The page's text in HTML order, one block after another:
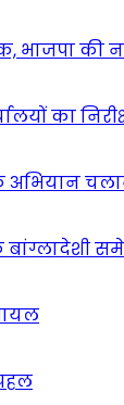
भाजपा की
का
अभियान